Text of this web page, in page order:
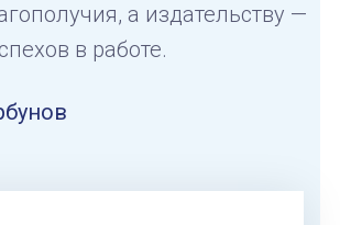
а издательству —
в работе.